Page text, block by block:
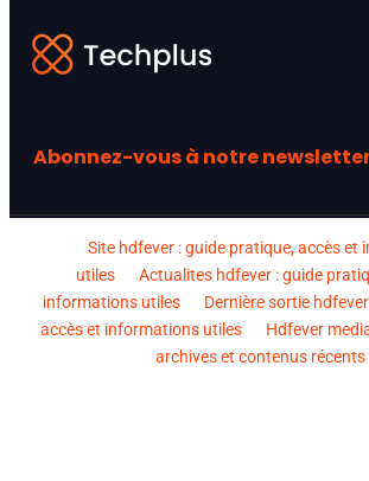
Abonnez-vous à notre
Site hdfever : guide pratique, accès et
utiles
Actualites hdfever : guide
informations utiles
Dernière sortie
accès et informations utiles
Hdfever
archives et contenus récents